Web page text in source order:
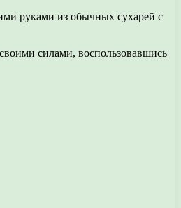
руками из обычных сухарей с
силами, воспользовавшись